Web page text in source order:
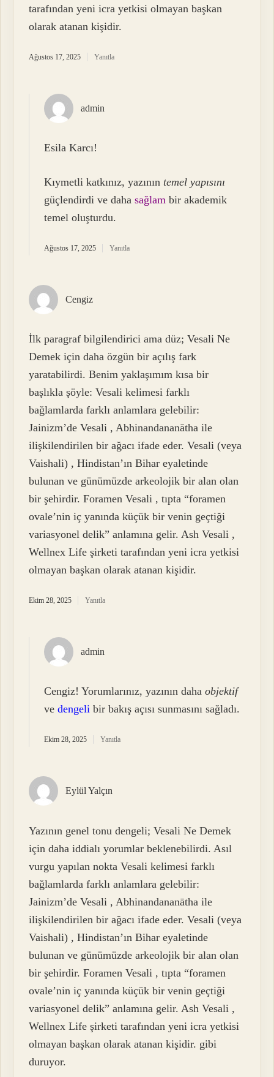
tarafından yeni icra yetkisi olmayan başkan
olarak atanan kişidir.
Ağustos 17, 2025 Yanıtla
admin
Esila Karcı!
Kıymetli katkınız, yazının temel yapısını
güçlendirdi ve dahasağlam bir akademik
temel oluşturdu.
Ağustos 17, 2025 Yanıtla
Cengiz
İlk paragraf bilgilendirici ama düz; Vesali Ne
Demek için daha özgün bir açılış fark
yaratabilirdi. Benim yaklaşımım kısa bir
başlıkla şöyle: Vesali kelimesi farklı
bağlamlarda farklı anlamlara gelebilir:
Jainizm’de Vesali , Abhinandananātha ile
ilişkilendirilen bir ağacı ifade eder. Vesali (veya
Vaishali) , Hindistan’ın Bihar eyaletinde
bulunan ve günümüzde arkeolojik bir alan olan
bir şehirdir. Foramen Vesali , tıpta “foramen
ovale’nin iç yanında küçük bir venin geçtiği
variasyonel delik” anlamına gelir. Ash Vesali ,
Wellnex Life şirketi tarafından yeni icra yetkisi
olmayan başkan olarak atanan kişidir.
Ekim 28, 2025 Yanıtla
admin
Cengiz! Yorumlarınız, yazının dahaobjektif
vedengeli bir bakış açısı sunmasını sağladı.
Ekim 28, 2025 Yanıtla
Eylül Yalçın
Yazının genel tonu dengeli; Vesali Ne Demek
için daha iddialı yorumlar beklenebilirdi. Asıl
vurgu yapılan nokta Vesali kelimesi farklı
bağlamlarda farklı anlamlara gelebilir:
Jainizm’de Vesali , Abhinandananātha ile
ilişkilendirilen bir ağacı ifade eder. Vesali (veya
Vaishali) , Hindistan’ın Bihar eyaletinde
bulunan ve günümüzde arkeolojik bir alan olan
bir şehirdir. Foramen Vesali , tıpta “foramen
ovale’nin iç yanında küçük bir venin geçtiği
variasyonel delik” anlamına gelir. Ash Vesali ,
Wellnex Life şirketi tarafından yeni icra yetkisi
olmayan başkan olarak atanan kişidir. gibi
duruyor.